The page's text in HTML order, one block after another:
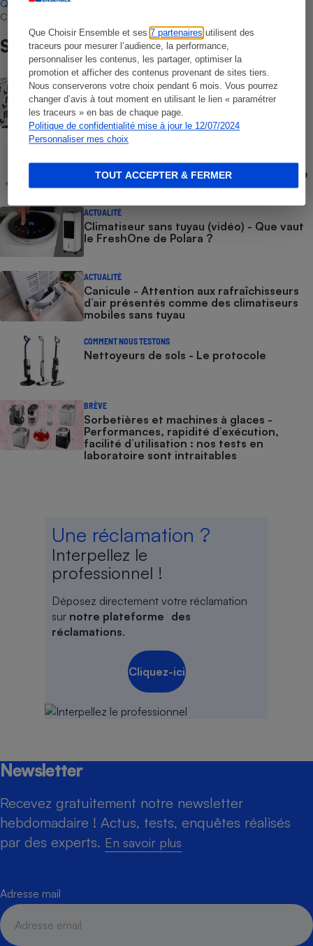
Que Choisir Ensemble et ses7 partenaires utilisent des
traceurs pour mesurer l’audience, la performance,
personnaliser les contenus, les partager, optimiser la
promotion et afficher des contenus provenant de sites tiers.
Nous conserverons votre choix pendant 6 mois. Vous pourrez
changer d’avis à tout moment en utilisant le lien « paramétrer
les traceurs » en bas de chaque page.
Politique de confidentialité mise à jour le 12/07/2024
Personnaliser mes choix
TOUT ACCEPTER & FERMER
Que Choisir, il n’existe aucune relation contractuelle entre Que
Choisir Ensemble et les professionnels référencés.
Sur le même sujet
ENQUÊTE
Climatisation : quel est son réel impact
écologique ?
Rappel Lidl : un nettoyeur de sols
Silvercrest présente un risque d’incendie
ACTUALITÉ
Climatiseur sans tuyau (vidéo) - Que vaut
le FreshOne de Polara ?
ACTUALITÉ
Canicule - Attention aux rafraîchisseurs
d’air présentés comme des climatiseurs
mobiles sans tuyau
COMMENT NOUS TESTONS
Nettoyeurs de sols - Le protocole
BRÈVE
Sorbetières et machines à glaces​​​​​​ -
Performances, rapidité d’exécution,
facilité d’utilisation : nos tests en
laboratoire sont intraitables
Une réclamation ?
Interpellez le
professionnel !
Déposez directement votre réclamation
sur notre plateforme des
réclamations.
Cliquez-ici
Newsletter
Recevez gratuitement notre newsletter
hebdomadaire ! Actus, tests, enquêtes réalisés
par des experts. En savoir plus
Adresse mail